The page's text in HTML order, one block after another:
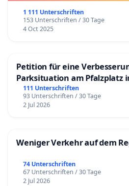
1 111 Unterschriften
153 Unterschriften / 30 Tage
4 Oct 2025
Petition für eine
Parksituation am Pfalzplatz
111 Unterschriften
93 Unterschriften / 30 Tage
2 Jul 2026
Weniger Verkehr auf dem
74 Unterschriften
67 Unterschriften / 30 Tage
2 Jul 2026